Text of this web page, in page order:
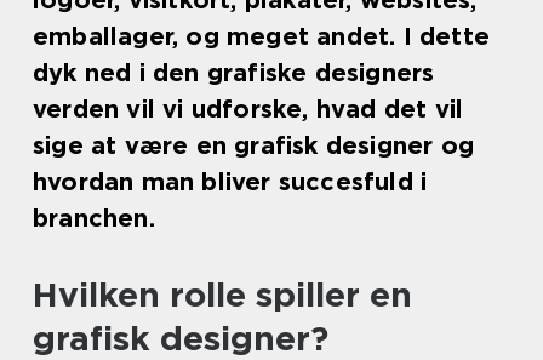
emballager, og meget andet. I dette
dyk ned i den grafiske designers
verden vil vi udforske, hvad det vil
sige at være en grafisk designer og
hvordan man bliver succesfuld i
branchen.
Hvilken rolle spiller en
grafisk designer?